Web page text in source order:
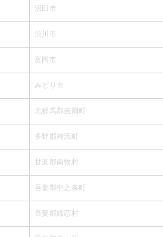
沼田市
渋川市
富岡市
みどり市
北群馬郡吉岡町
多野郡神流町
甘楽郡南牧村
吾妻郡中之条町
吾妻郡嬬恋村